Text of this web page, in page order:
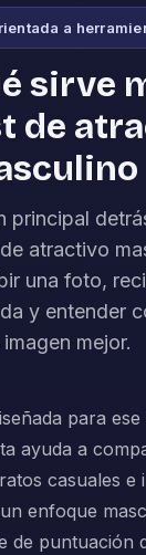
a
sirve
de
principal
atractivo
una foto,
y entender
imagen mejor.
para ese
ayuda a
casuales e
enfoque
de puntuación